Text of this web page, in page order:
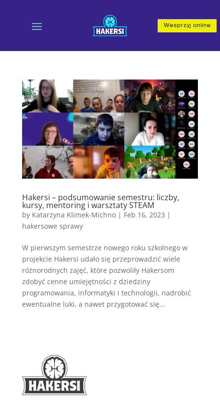
Wesprzyj online
Hakersi – podsumowanie semestru: liczby,
kursy, mentoring i warsztaty STEAM
by Katarzyna Klimek-Michno| Feb 16, 2023 |
hakersowe sprawy
W pierwszym semestrze nowego roku szkolnego w
projekcie Hakersi udało się przeprowadzić wiele
różnorodnych zajęć, które pozwoliły Hakersom
zdobyć cenne umiejętności z dziedziny
programowania, informatyki i technologii, nadrobić
ewentualne luki, a nawet przygotować się...